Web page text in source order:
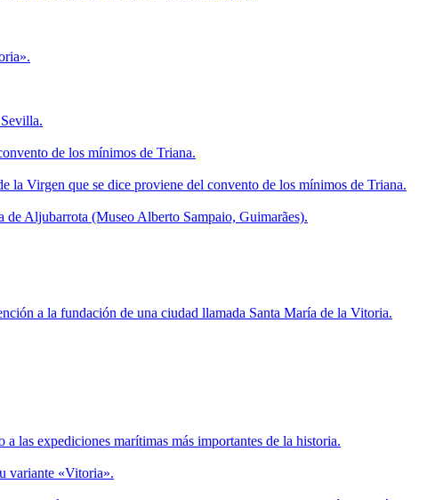
de los mínimos de Triana.
la Virgen que se dice proviene del convento de los mínimos de Triana.
de Aljubarrota (Museo Alberto Sampaio, Guimarães).
a la fundación de una ciudad llamada Santa María de la Vitoria.
las expediciones marítimas más importantes de la historia.
variante «Vitoria».